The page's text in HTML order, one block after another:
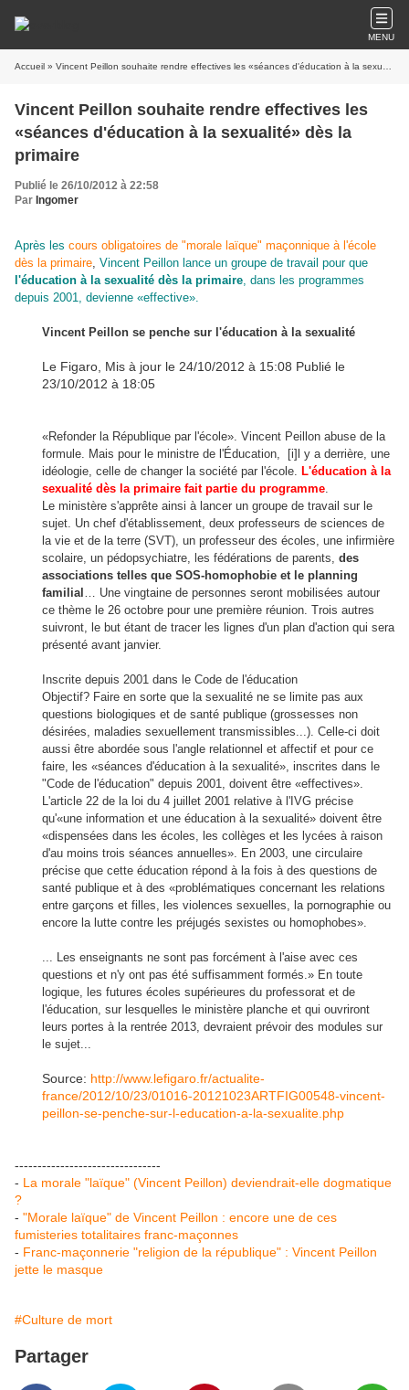
MENU
Accueil » Vincent Peillon souhaite rendre effectives les «séances d'éducation à la sexualité» dès la primaire
Vincent Peillon souhaite rendre effectives les
«séances d'éducation à la sexualité» dès la
primaire
Publié le 26/10/2012 à 22:58
Par Ingomer
Après les cours obligatoires de "morale laïque" maçonnique à l'école
dès la primaire, Vincent Peillon lance un groupe de travail pour que
l'éducation à la sexualité dès la primaire, dans les programmes
depuis 2001, devienne «effective».
Vincent Peillon se penche sur l'éducation à la sexualité
Le Figaro, Mis à jour le 24/10/2012 à 15:08 Publié le
23/10/2012 à 18:05
«Refonder la République par l'école». Vincent Peillon abuse de la
formule. Mais pour le ministre de l'Éducation, [i]l y a derrière, une
idéologie, celle de changer la société par l'école. L'éducation à la
sexualité dès la primaire fait partie du programme.
Le ministère s'apprête ainsi à lancer un groupe de travail sur le
sujet. Un chef d'établissement, deux professeurs de sciences de
la vie et de la terre (SVT), un professeur des écoles, une infirmière
scolaire, un pédopsychiatre, les fédérations de parents, des
associations telles que SOS-homophobie et le planning
familial … Une vingtaine de personnes seront mobilisées autour
ce thème le 26 octobre pour une première réunion. Trois autres
suivront, le but étant de tracer les lignes d'un plan d'action qui sera
présenté avant janvier.
Inscrite depuis 2001 dans le Code de l'éducation
Objectif? Faire en sorte que la sexualité ne se limite pas aux
questions biologiques et de santé publique (grossesses non
désirées, maladies sexuellement transmissibles...). Celle-ci doit
aussi être abordée sous l'angle relationnel et affectif et pour ce
faire, les «séances d'éducation à la sexualité», inscrites dans le
"Code de l'éducation" depuis 2001, doivent être «effectives».
L'article 22 de la loi du 4 juillet 2001 relative à l'IVG précise
qu'«une information et une éducation à la sexualité» doivent être
«dispensées dans les écoles, les collèges et les lycées à raison
d'au moins trois séances annuelles». En 2003, une circulaire
précise que cette éducation répond à la fois à des questions de
santé publique et à des «problématiques concernant les relations
entre garçons et filles, les violences sexuelles, la pornographie ou
encore la lutte contre les préjugés sexistes ou homophobes».
... Les enseignants ne sont pas forcément à l'aise avec ces
questions et n'y ont pas été suffisamment formés.» En toute
logique, les futures écoles supérieures du professorat et de
l'éducation, sur lesquelles le ministère planche et qui ouvriront
leurs portes à la rentrée 2013, devraient prévoir des modules sur
le sujet...
Source: http://www.lefigaro.fr/actualite-
france/2012/10/23/01016-20121023ARTFIG00548-vincent-
peillon-se-penche-sur-l-education-a-la-sexualite.php
--------------------------------
- La morale "laïque" (Vincent Peillon) deviendrait-elle dogmatique
?
- "Morale laïque" de Vincent Peillon : encore une de ces
fumisteries totalitaires franc-maçonnes
- Franc-maçonnerie "religion de la république" : Vincent Peillon
jette le masque
#Culture de mort
Partager